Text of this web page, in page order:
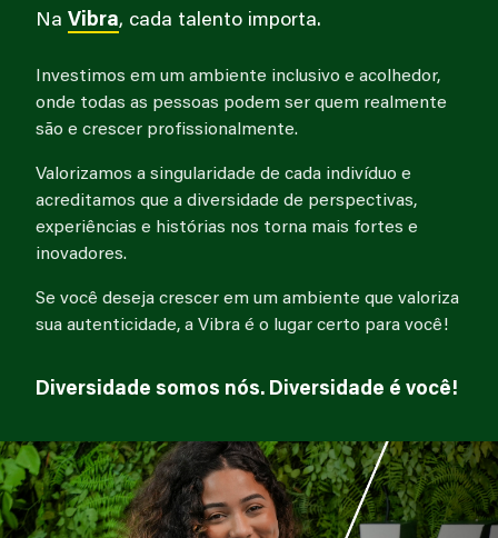
Na Vibra, cada talento importa.
Investimos em um ambiente inclusivo e acolhedor,
onde todas as pessoas podem ser quem realmente
são e crescer profissionalmente.
Valorizamos a singularidade de cada indivíduo e
acreditamos que a diversidade de perspectivas,
experiências e histórias nos torna mais fortes e
inovadores.
Se você deseja crescer em um ambiente que valoriza
sua autenticidade, a Vibra é o lugar certo para você!
Diversidade somos nós. Diversidade é você!